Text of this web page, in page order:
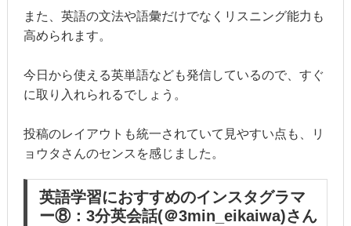
また、英語の文法や語彙だけでなくリスニング能力も
高められます。
今日から使える英単語なども発信しているので、すぐ
に取り入れられるでしょう。
投稿のレイアウトも統一されていて見やすい点も、リ
ョウタさんのセンスを感じました。
英語学習におすすめのインスタグラマ
ー⑧：3分英会話(＠3min_eikaiwa)さん